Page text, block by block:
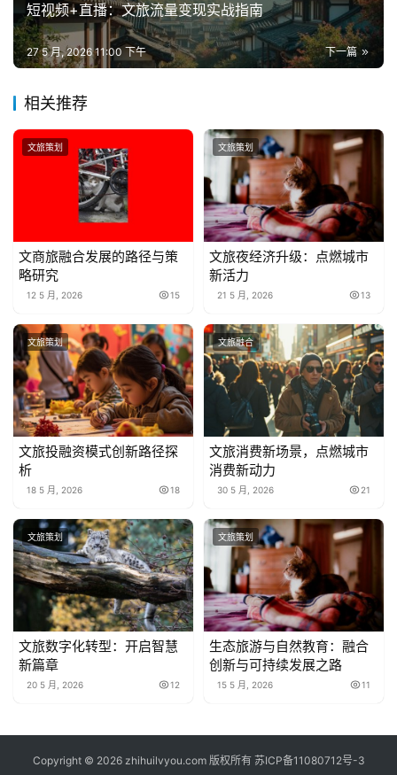
短视频+直播：文旅流量变现实战指南
下一篇
27 5 月, 2026 11:00 下午
相关推荐
文旅策划
文商旅融合发展的路径与策
略研究
12 5 月, 2026 15
文旅策划
文旅夜经济升级：点燃城市
新活力
21 5 月, 2026 13
文旅策划
文旅投融资模式创新路径探
析
18 5 月, 2026 18
文旅融合
文旅消费新场景，点燃城市
消费新动力
30 5 月, 2026 21
文旅策划
文旅数字化转型：开启智慧
新篇章
20 5 月, 2026 12
文旅策划
生态旅游与自然教育：融合
创新与可持续发展之路
15 5 月, 2026 11
Copyright © 2026 zhihuilvyou.com 版权所有 苏ICP备11080712号-3